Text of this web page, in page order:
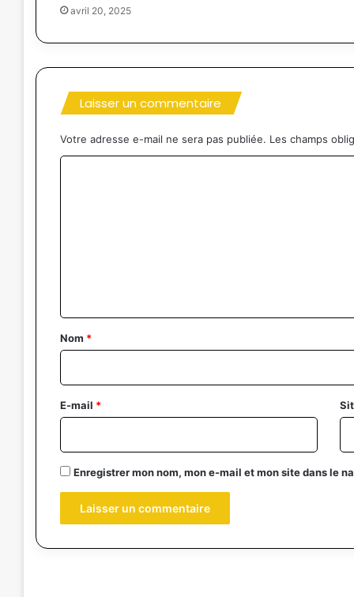
avril 20, 2025
Laisser un commentaire
Votre adresse e-mail ne sera pas publiée. Les champs
a
i
r
e
Nom *
E-mail *
Enregistrer mon nom, mon e-mail et mon site dans le